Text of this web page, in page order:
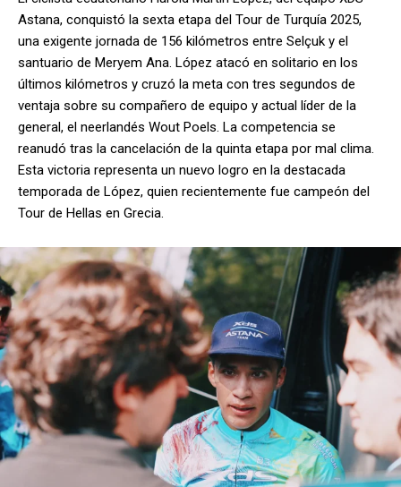
Astana, conquistó la sexta etapa del Tour de Turquía 2025,
una exigente jornada de 156 kilómetros entre Selçuk y el
santuario de Meryem Ana. López atacó en solitario en los
últimos kilómetros y cruzó la meta con tres segundos de
ventaja sobre su compañero de equipo y actual líder de la
general, el neerlandés Wout Poels. La competencia se
reanudó tras la cancelación de la quinta etapa por mal clima.
Esta victoria representa un nuevo logro en la destacada
temporada de López, quien recientemente fue campeón del
Tour de Hellas en Grecia.